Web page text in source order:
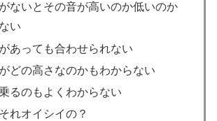
ないとその音が高いのか低いのか
い
あっても合わせられない
どの高さなのかもわからない
るのもよくわからない
れオイシイの？